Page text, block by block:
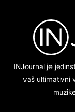
INJournal je
vaš ultimativni